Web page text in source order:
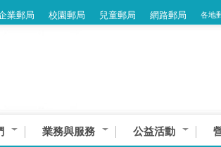
業郵局 校園郵局 兒童郵局 網路郵局 各地
業務與服務 公益活動